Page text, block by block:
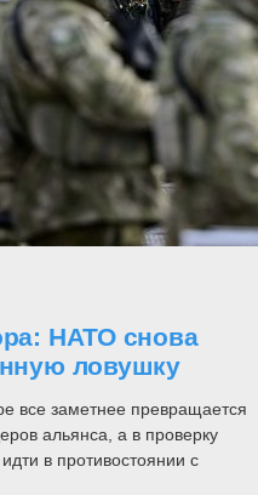
НАТО снова
ловушку
все заметнее превращается
альянса, а в проверку
в противостоянии с